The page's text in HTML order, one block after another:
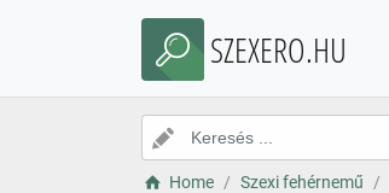
SZEXERO.HU
Home Szexi fehérnemű